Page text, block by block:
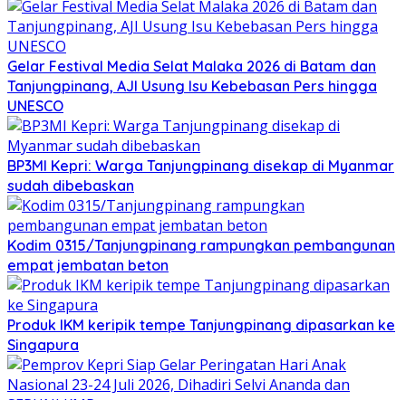
Gelar Festival Media Selat Malaka 2026 di Batam dan
Tanjungpinang, AJI Usung Isu Kebebasan Pers hingga
UNESCO
BP3MI Kepri: Warga Tanjungpinang disekap di Myanmar
sudah dibebaskan
Kodim 0315/Tanjungpinang rampungkan pembangunan
empat jembatan beton
Produk IKM keripik tempe Tanjungpinang dipasarkan ke
Singapura